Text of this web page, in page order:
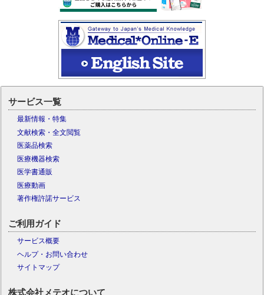
サービス一覧
最新情報・特集
文献検索・全文閲覧
医薬品検索
医療機器検索
医学書通販
医療動画
著作権許諾サービス
ご利用ガイド
サービス概要
ヘルプ・お問い合わせ
サイトマップ
株式会社メテオについて